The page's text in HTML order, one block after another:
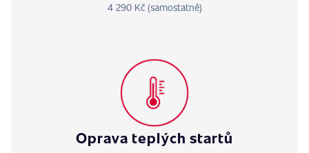
4 290 Kč (samostatně)
Oprava teplých startů